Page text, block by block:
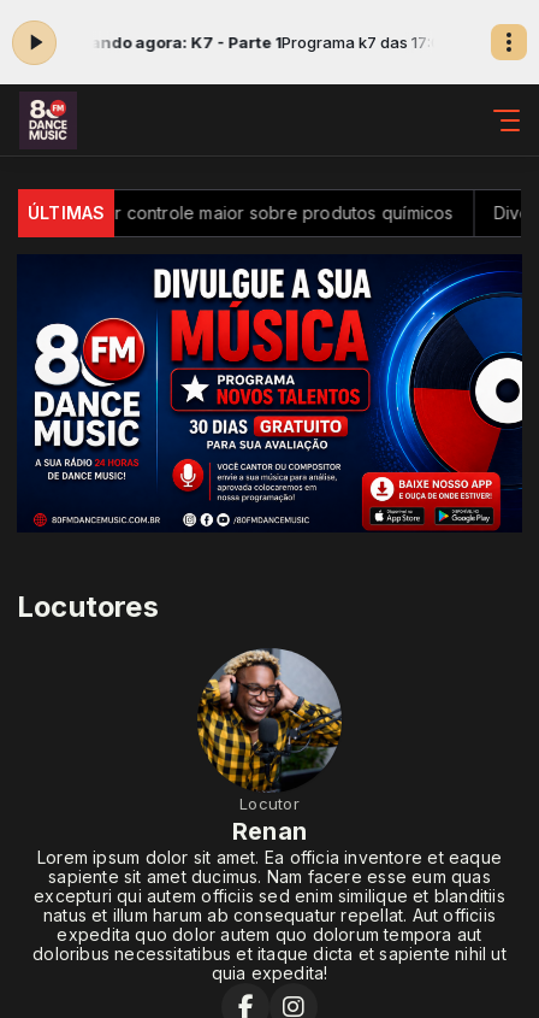
- Tocando agora: K7 - Parte 1Programa k7 das 17:00 às 18:00 -
ÚLTIMAS
passa a ter controle maior sobre produtos químicos
Locutores
Locutor
Renan
Lorem ipsum dolor sit amet. Ea officia inventore et eaque
sapiente sit amet ducimus. Nam facere esse eum quas
excepturi qui autem officiis sed enim similique et blanditiis
natus et illum harum ab consequatur repellat. Aut officiis
expedita quo dolor autem quo dolorum tempora aut
doloribus necessitatibus et itaque dicta et sapiente nihil ut
quia expedita!